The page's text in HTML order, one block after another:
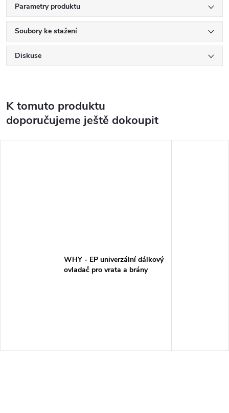
Parametry produktu
Soubory ke stažení
Diskuse
K tomuto produktu
doporučujeme ještě dokoupit
WHY - EP univerzální dálkový
ovladač pro vrata a brány